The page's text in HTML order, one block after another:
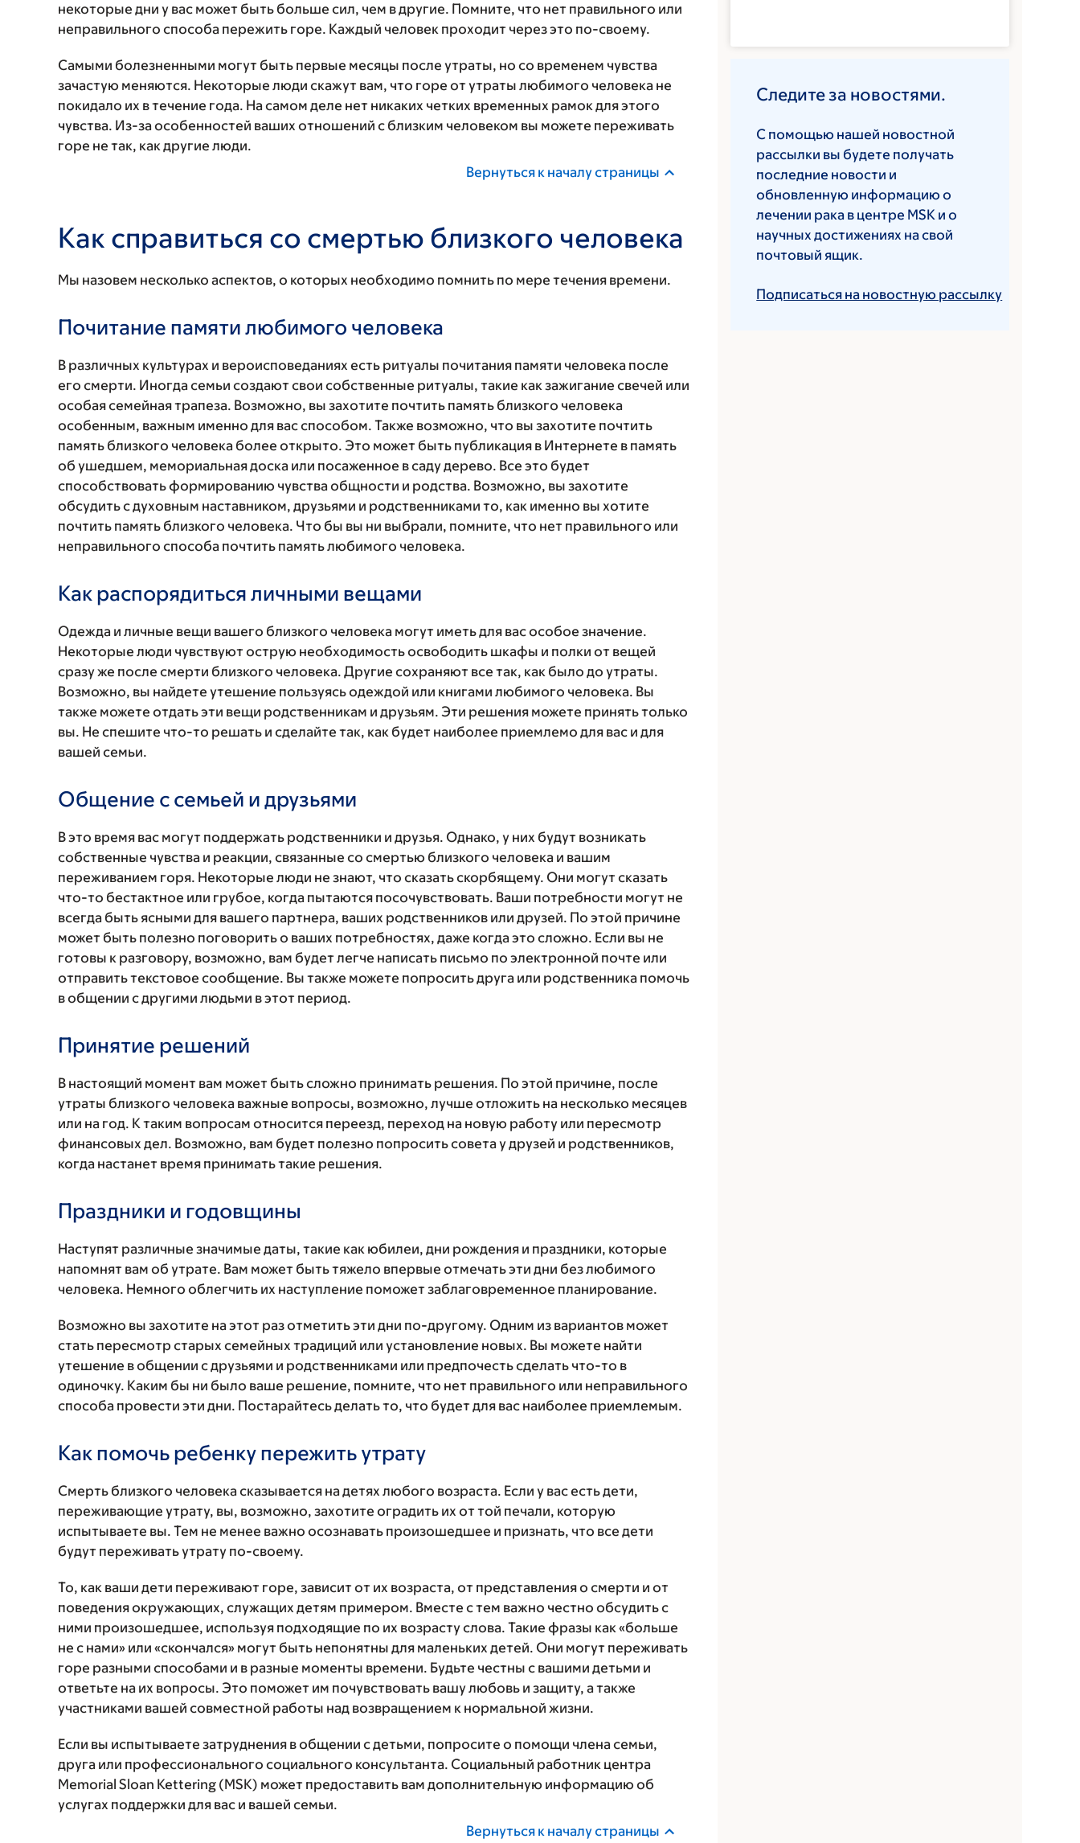
некоторые дни у вас может быть больше сил, чем в другие. Помните, что нет правильного или
неправильного способа пережить горе. Каждый человек проходит через это по-своему.
Самыми болезненными могут быть первые месяцы после утраты, но со временем чувства
зачастую меняются. Некоторые люди скажут вам, что горе от утраты любимого человека не
покидало их в течение года. На самом деле нет никаких четких временных рамок для этого
чувства. Из-за особенностей ваших отношений с близким человеком вы можете переживать
горе не так, как другие люди.
Вернуться к началу страницы
Как справиться со смертью близкого человека
Мы назовем несколько аспектов, о которых необходимо помнить по мере течения времени.
Почитание памяти любимого человека
В различных культурах и вероисповеданиях есть ритуалы почитания памяти человека после
его смерти. Иногда семьи создают свои собственные ритуалы, такие как зажигание свечей или
особая семейная трапеза. Возможно, вы захотите почтить память близкого человека
особенным, важным именно для вас способом. Также возможно, что вы захотите почтить
память близкого человека более открыто. Это может быть публикация в Интернете в память
об ушедшем, мемориальная доска или посаженное в саду дерево. Все это будет
способствовать формированию чувства общности и родства. Возможно, вы захотите
обсудить с духовным наставником, друзьями и родственниками то, как именно вы хотите
почтить память близкого человека. Что бы вы ни выбрали, помните, что нет правильного или
неправильного способа почтить память любимого человека.
Как распорядиться личными вещами
Одежда и личные вещи вашего близкого человека могут иметь для вас особое значение.
Некоторые люди чувствуют острую необходимость освободить шкафы и полки от вещей
сразу же после смерти близкого человека. Другие сохраняют все так, как было до утраты.
Возможно, вы найдете утешение пользуясь одеждой или книгами любимого человека. Вы
также можете отдать эти вещи родственникам и друзьям. Эти решения можете принять только
вы. Не спешите что-то решать и сделайте так, как будет наиболее приемлемо для вас и для
вашей семьи.
Общение с семьей и друзьями
В это время вас могут поддержать родственники и друзья. Однако, у них будут возникать
собственные чувства и реакции, связанные со смертью близкого человека и вашим
переживанием горя. Некоторые люди не знают, что сказать скорбящему. Они могут сказать
что-то бестактное или грубое, когда пытаются посочувствовать. Ваши потребности могут не
всегда быть ясными для вашего партнера, ваших родственников или друзей. По этой причине
может быть полезно поговорить о ваших потребностях, даже когда это сложно. Если вы не
готовы к разговору, возможно, вам будет легче написать письмо по электронной почте или
отправить текстовое сообщение. Вы также можете попросить друга или родственника помочь
в общении с другими людьми в этот период.
Принятие решений
В настоящий момент вам может быть сложно принимать решения. По этой причине, после
утраты близкого человека важные вопросы, возможно, лучше отложить на несколько месяцев
или на год. К таким вопросам относится переезд, переход на новую работу или пересмотр
финансовых дел. Возможно, вам будет полезно попросить совета у друзей и родственников,
когда настанет время принимать такие решения.
Праздники и годовщины
Наступят различные значимые даты, такие как юбилеи, дни рождения и праздники, которые
напомнят вам об утрате. Вам может быть тяжело впервые отмечать эти дни без любимого
человека. Немного облегчить их наступление поможет заблаговременное планирование.
Возможно вы захотите на этот раз отметить эти дни по-другому. Одним из вариантов может
стать пересмотр старых семейных традиций или установление новых. Вы можете найти
утешение в общении с друзьями и родственниками или предпочесть сделать что-то в
одиночку. Каким бы ни было ваше решение, помните, что нет правильного или неправильного
способа провести эти дни. Постарайтесь делать то, что будет для вас наиболее приемлемым.
Как помочь ребенку пережить утрату
Смерть близкого человека сказывается на детях любого возраста. Если у вас есть дети,
переживающие утрату, вы, возможно, захотите оградить их от той печали, которую
испытываете вы. Тем не менее важно осознавать произошедшее и признать, что все дети
будут переживать утрату по-своему.
То, как ваши дети переживают горе, зависит от их возраста, от представления о смерти и от
поведения окружающих, служащих детям примером. Вместе с тем важно честно обсудить с
ними произошедшее, используя подходящие по их возрасту слова. Такие фразы как «больше
не с нами» или «скончался» могут быть непонятны для маленьких детей. Они могут переживать
горе разными способами и в разные моменты времени. Будьте честны с вашими детьми и
ответьте на их вопросы. Это поможет им почувствовать вашу любовь и защиту, а также
участниками вашей совместной работы над возвращением к нормальной жизни.
Если вы испытываете затруднения в общении с детьми, попросите о помощи члена семьи,
друга или профессионального социального консультанта. Социальный работник центра
Memorial Sloan Kettering (MSK) может предоставить вам дополнительную информацию об
услугах поддержки для вас и вашей семьи.
Вернуться к началу страницы
Следите за новостями.
С помощью нашей новостной
рассылки вы будете получать
последние новости и
обновленную информацию о
лечении рака в центре MSK и о
научных достижениях на свой
почтовый ящик.
Подписаться на новостную рассылку